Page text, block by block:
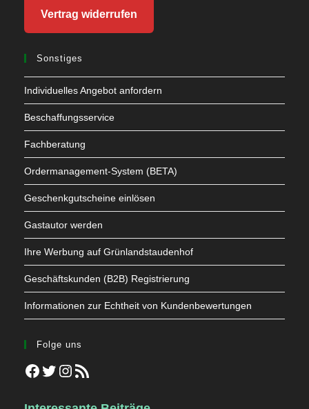
Vertrag widerrufen
Sonstiges
Individuelles Angebot anfordern
Beschaffungsservice
Fachberatung
Ordermanagement-System (BETA)
Geschenkgutscheine einlösen
Gastautor werden
Ihre Werbung auf Grünlandstaudenhof
Geschäftskunden (B2B) Registrierung
Informationen zur Echtheit von Kundenbewertungen
Folge uns
Facebook
TwitterInstagram
RSS-Feed